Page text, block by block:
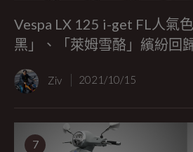
Vespa LX 125 i-get FL人氣
黑」、「萊姆雪酪」繽紛回
Ziv 2021/10/15
7